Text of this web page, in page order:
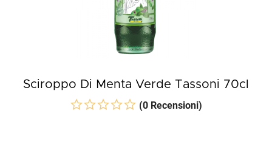
Sciroppo Di Menta Verde Tassoni 70cl
(0 Recensioni)